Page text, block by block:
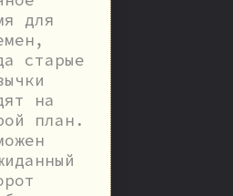
для
старые
на
план.